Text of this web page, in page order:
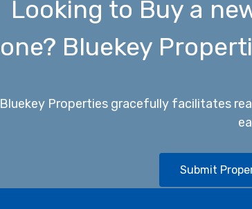
Looking to Buy a
one? Bluekey
Bluekey Properties gracefully facilitates
Submit